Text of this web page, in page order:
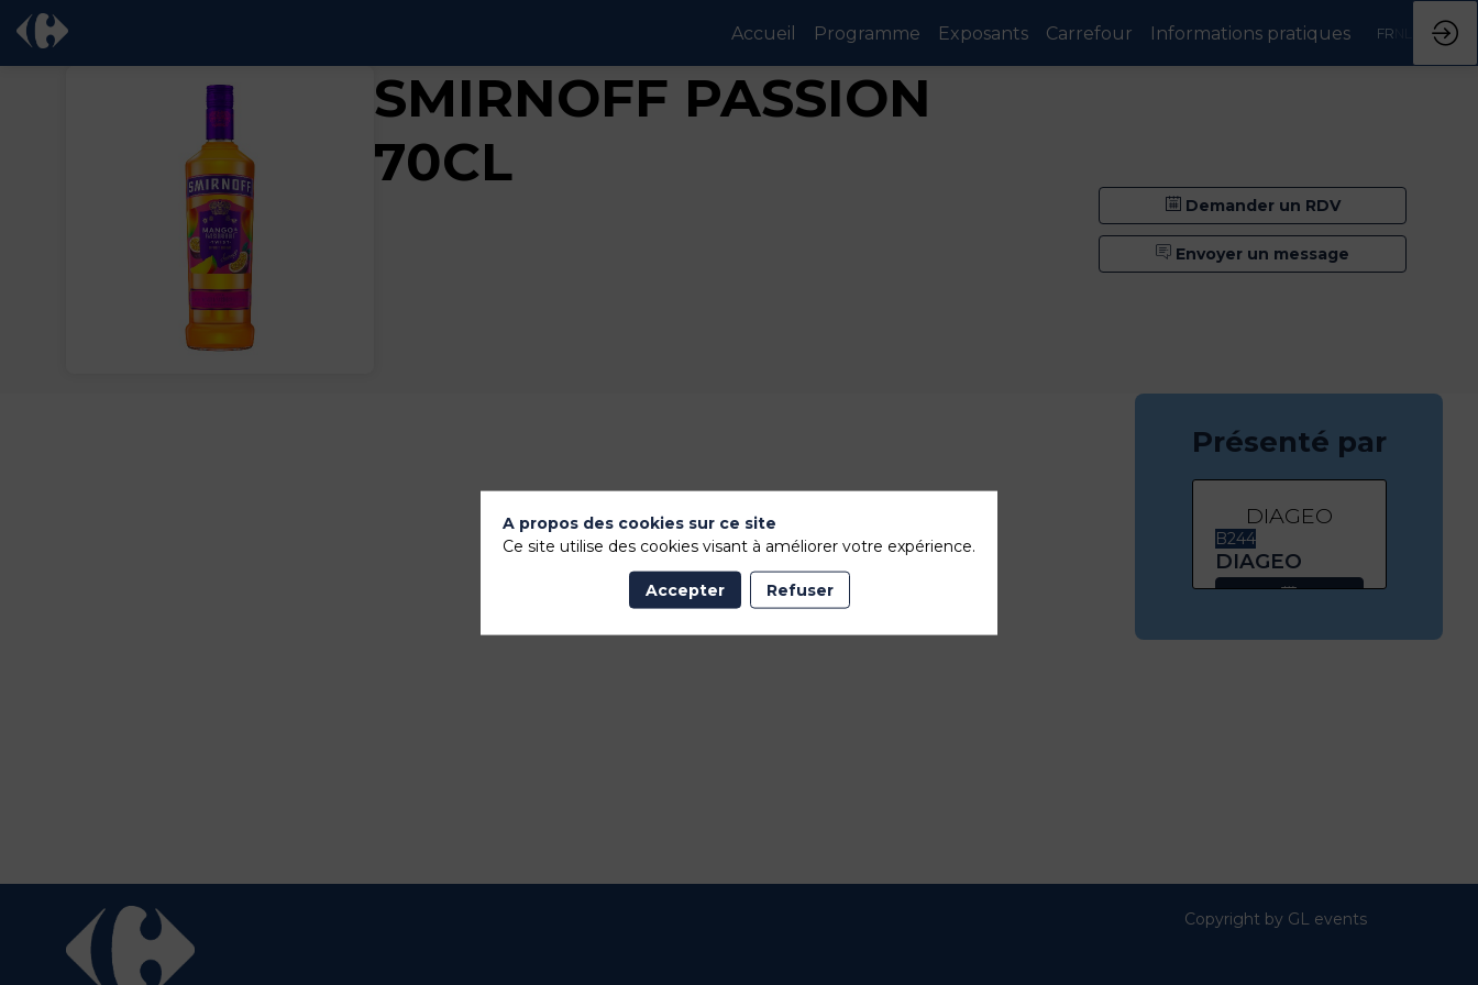
Accueil Programme Exposants Carrefour Informations pratiques FR
Demander un RDV
Envoyer un message
SMIRNOFF PASSION
70CL
Présenté par
DIAGEO
B244
DIAGEO
Copyright by GL events
A propos des cookies sur ce site
Ce site utilise des cookies visant à améliorer votre expérience.
Accepter Refuser